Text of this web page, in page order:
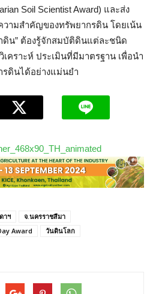
Soil Scientist Award) และส่ง
วามสำคัญของทรัพยากรดิน โดยเน้น
ดิน” ต้องรู้จักสมบัติดินแต่ละชนิด
คราะห์ ประเมินที่มีมาตรฐาน เพื่อนำ
รดินได้อย่างแม่นยำ
าฯ
จ.นครราชสีมา
Award
วันดินโลก